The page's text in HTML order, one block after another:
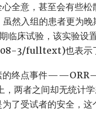
全意，甚至会有些
然入组的患者更为
临床试验，该实验设
3/fulltext)也表示了
素的终点事件
者之间却无统计学
了受试者的安全，这